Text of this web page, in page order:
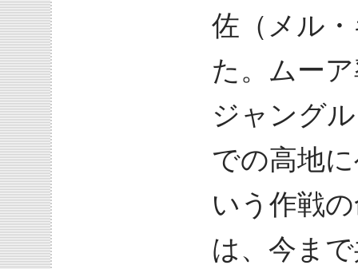
佐（メル
た。ムー
ジャング
での高地
いう作戦
は、今ま